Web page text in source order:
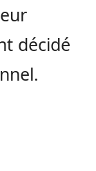
décidé